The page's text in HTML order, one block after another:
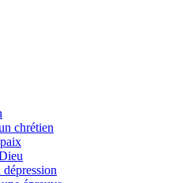
chrétien